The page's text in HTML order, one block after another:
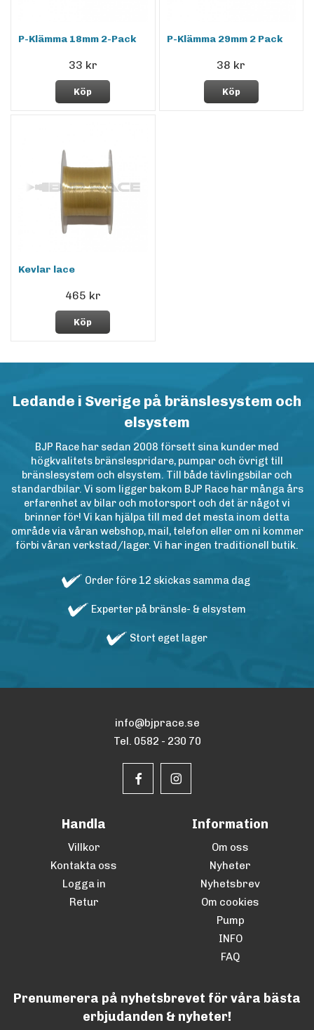
P-Klämma 18mm 2-Pack
33 kr
Köp
P-Klämma 29mm 2 Pack
38 kr
Köp
Kevlar lace
465 kr
Köp
Ledande i Sverige på bränslesystem och
elsystem
BJP Race har sedan 2008 försett sina kunder med
högkvalitets bränslespridare, pumpar och övrigt till
bränslesystem och elsystem. Till både tävlingsbilar och
standardbilar. Vi som ligger bakom BJP Race har många års
erfarenhet av bilar och motorsport och det är något vi
brinner för! Vi kan hjälpa till med det mesta inom detta
område via våran webshop, mail, telefon eller om ni kommer
förbi våran verkstad/lager. Vi har ingen traditionell butik.
Order före 12 skickas samma dag
Experter på bränsle- & elsystem
Stort eget lager
info@bjprace.se
Tel. 0582 - 230 70
Handla
Villkor
Kontakta oss
Logga in
Retur
Information
Om oss
Nyheter
Nyhetsbrev
Om cookies
Pump
INFO
FAQ
Prenumerera på nyhetsbrevet för våra bästa
erbjudanden & nyheter!